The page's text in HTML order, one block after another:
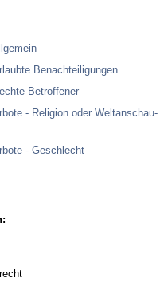
Be­nach­tei­li­gun­gen
Be­trof­fe­ner
- Re­li­gi­on oder Welt­an­schau­
- Ge­schlecht